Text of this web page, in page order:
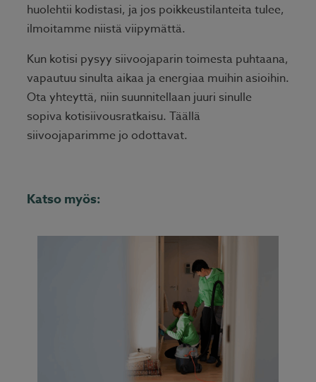
huolehtii kodistasi, ja jos poikkeustilanteita tulee,
ilmoitamme niistä viipymättä.
Kun kotisi pysyy siivoojaparin toimesta puhtaana,
vapautuu sinulta aikaa ja energiaa muihin asioihin.
Ota yhteyttä, niin suunnitellaan juuri sinulle
sopiva kotisiivousratkaisu. Täällä
siivoojaparimme jo odottavat.
Katso myös: